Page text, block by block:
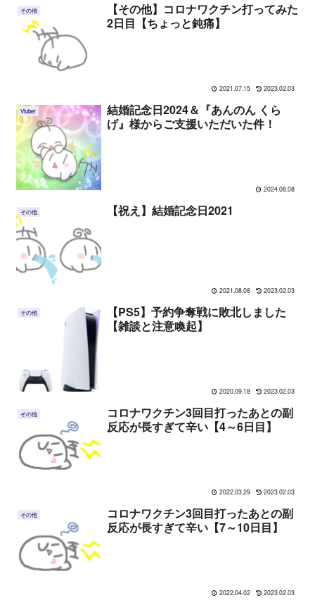
その他
【その他】コロナワクチン打ってみた
2日目【ちょっと鈍痛】
2021.07.15 2023.02.03
Vtuber
結婚記念日2024＆『あんのん くら
げ』様からご支援いただいた件！
2024.08.08
その他 【祝え】結婚記念日2021
2021.08.08 2023.02.03
その他
【PS5】予約争奪戦に敗北しました
【雑談と注意喚起】
2020.09.18 2023.02.03
その他
コロナワクチン3回目打ったあとの副
反応が長すぎて辛い【4～6日目】
2022.03.29 2023.02.03
その他
コロナワクチン3回目打ったあとの副
反応が長すぎて辛い【7～10日目】
2022.04.02 2023.02.03